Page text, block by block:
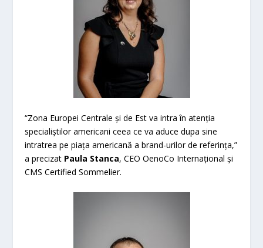
“Zona Europei Centrale și de Est va intra în atenția
specialiștilor americani ceea ce va aduce dupa sine
intratrea pe piața americană a brand-urilor de referința,”
a precizat Paula Stanca, CEO OenoCo Internațional și
CMS Certified Sommelier.